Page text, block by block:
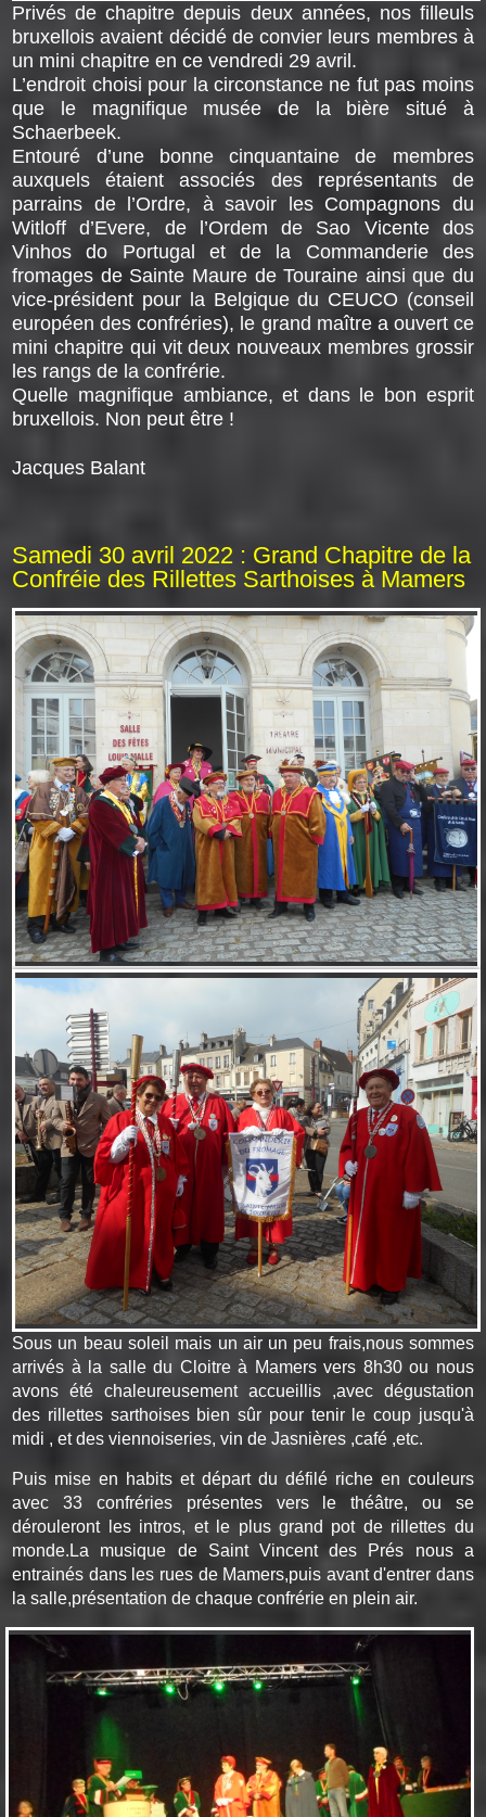
Privés de chapitre depuis deux années, nos filleuls
bruxellois avaient décidé de convier leurs membres à
un mini chapitre en ce vendredi 29 avril.
L’endroit choisi pour la circonstance ne fut pas moins
que le magnifique musée de la bière situé à
Schaerbeek.
Entouré d’une bonne cinquantaine de membres
auxquels étaient associés des représentants de
parrains de l’Ordre, à savoir les Compagnons du
Witloff d’Evere, de l’Ordem de Sao Vicente dos
Vinhos do Portugal et de la Commanderie des
fromages de Sainte Maure de Touraine ainsi que du
vice-président pour la Belgique du CEUCO (conseil
européen des confréries), le grand maître a ouvert ce
mini chapitre qui vit deux nouveaux membres grossir
les rangs de la confrérie.
Quelle magnifique ambiance, et dans le bon esprit
bruxellois. Non peut être !
Jacques Balant
Samedi 30 avril 2022 : Grand Chapitre de la
Confréie des Rillettes Sarthoises à Mamers
Sous un beau soleil mais un air un peu frais,nous sommes
arrivés à la salle du Cloitre à Mamers vers 8h30 ou nous
avons été chaleureusement accueillis ,avec dégustation
des rillettes sarthoises bien sûr pour tenir le coup jusqu'à
midi , et des viennoiseries, vin de Jasnières ,café ,etc.
Puis mise en habits et départ du défilé riche en couleurs
avec 33 confréries présentes vers le théâtre, ou se
dérouleront les intros, et le plus grand pot de rillettes du
monde.La musique de Saint Vincent des Prés nous a
entrainés dans les rues de Mamers,puis avant d'entrer dans
la salle,présentation de chaque confrérie en plein air.